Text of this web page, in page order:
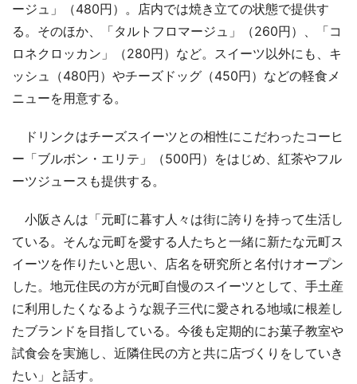
ージュ」（480円）。店内では焼き立ての状態で提供す
る。そのほか、「タルトフロマージュ」（260円）、「コ
ロネクロッカン」（280円）など。スイーツ以外にも、キ
ッシュ（480円）やチーズドッグ（450円）などの軽食メ
ニューを用意する。
ドリンクはチーズスイーツとの相性にこだわったコーヒ
ー「ブルボン・エリテ」（500円）をはじめ、紅茶やフル
ーツジュースも提供する。
小阪さんは「元町に暮す人々は街に誇りを持って生活し
ている。そんな元町を愛する人たちと一緒に新たな元町ス
イーツを作りたいと思い、店名を研究所と名付けオープン
した。地元住民の方が元町自慢のスイーツとして、手土産
に利用したくなるような親子三代に愛される地域に根差し
たブランドを目指している。今後も定期的にお菓子教室や
試食会を実施し、近隣住民の方と共に店づくりをしていき
たい」と話す。